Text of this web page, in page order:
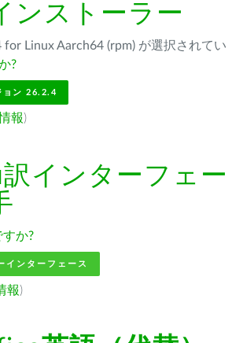
ンストーラー
for Linux Aarch64 (rpm) が選択されてい
?
ョン 26.2.4
報)
訳インターフェー
か?
インターフェース
報)